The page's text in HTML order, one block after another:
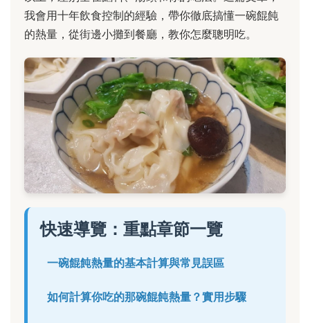
我會用十年飲食控制的經驗，帶你徹底搞懂一碗餛飩
的熱量，從街邊小攤到餐廳，教你怎麼聰明吃。
快速導覽：重點章節一覽
一碗餛飩熱量的基本計算與常見誤區
如何計算你吃的那碗餛飩熱量？實用步驟